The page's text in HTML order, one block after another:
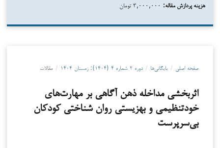
هزینه پردازش مقاله:
صفحه اصلی / بایگانی‌ها / دوره ۲ شماره ۴ (۱۴۰۴): زمستان ۱۴۰۴ / مقالات
اثربخشی مداخله ذهن آگاهی بر مهارت‌های
خودتنظیمی و بهزیستی روان شناختی کودکان
بی‌سرپرست